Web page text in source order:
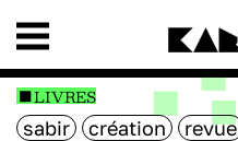
LIVRES
sabir création revue